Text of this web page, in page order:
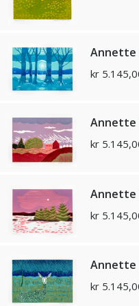
Annette
kr
Annette
kr
Annette
kr
Annette
kr